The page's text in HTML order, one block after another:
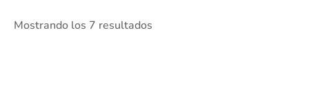
Mostrando los 7 resultados